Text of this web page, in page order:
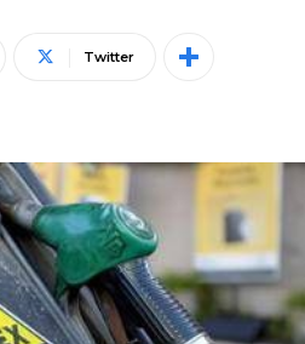
Twitter